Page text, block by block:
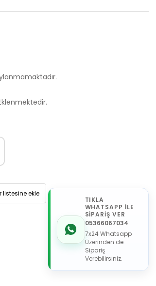
listesine ekle
TIKLA
WHATSAPP İLE
SİPARİŞ VER
05366067034
7x24 Whatsapp
Üzerinden de
Sipariş
Verebilirsiniz.